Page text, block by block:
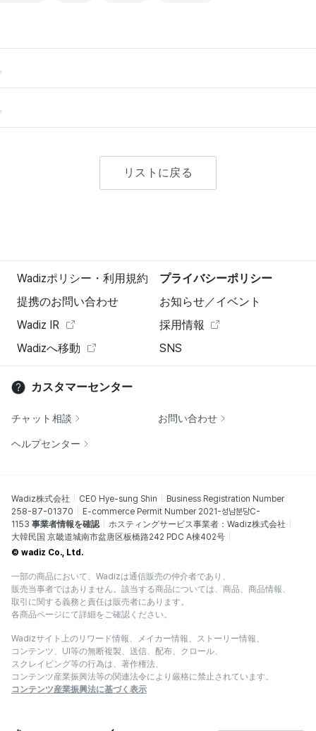
リストに戻る
Wadizポリシー・利用規約
プライバシーポリシー
提携のお問い合わせ
お知らせ／イベント
Wadiz IR
採用情報
Wadizへ移動
SNS
カスタマーセンター
チャット相談 お問い合わせ
ヘルプセンター
Wadiz株式会社 CEO Hye-sung Shin
Business Registration Number
258-87-01370
E-commerce Permit Number 2021-성남분당C-
1153 事業者情報を確認
ホスティングサービス事業者：Wadiz株式会社
大韓民国 京畿道城南市盆唐区板橋路242 PDC A棟402号
© wadiz Co., Ltd.
一部の商品において、Wadizは通信販売の仲介者であり、
販売当事者ではありません。該当する商品については、商品、商品情報、
取引に関する義務と責任は販売者にあります。
各商品ページにて詳細をご確認ください。
Wadizサイト上のリワード情報、メイカー情報、ストーリー情報、
コンテンツ、UI等の無断複製、送信、配布、クロール、
スクレイピング等の行為は、著作権法、
コンテンツ産業振興法等の関連法令により厳格に禁止されています。
コンテンツ産業振興法に基づく表示